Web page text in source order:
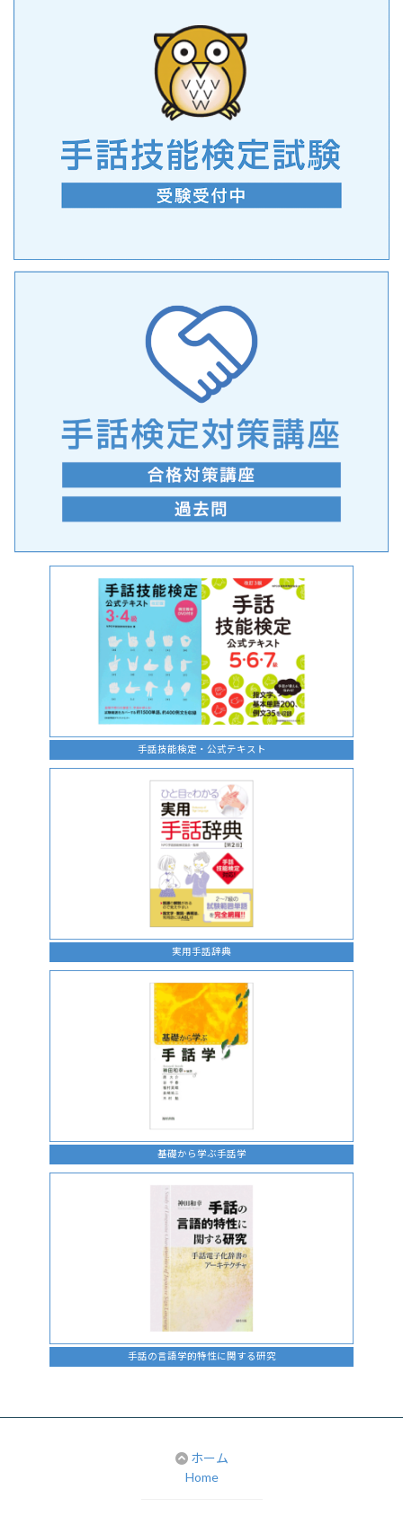
手話技能検定・公式テキスト
実用手話辞典
基礎から学ぶ手話学
手話の言語学的特性に関する研究
ホーム
Home